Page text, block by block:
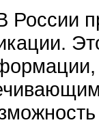
России